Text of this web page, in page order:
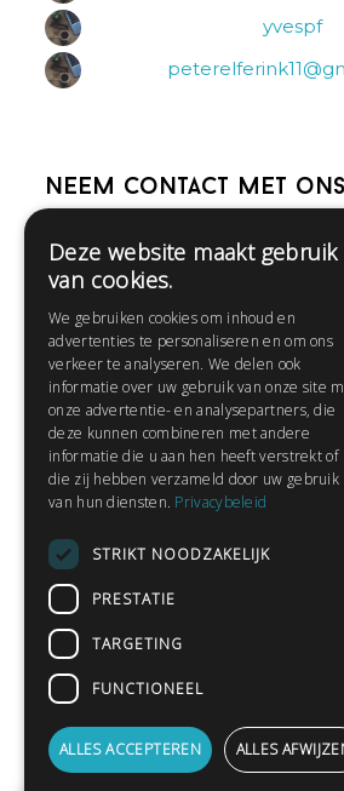
yvespf
Neem contact met
Help
Contact
Huisregels
Snel naar:
Gratis aanmelden
Privacybeleid
Gedichten lezen
Schrijftips
Deze website maakt gebruik
van cookies.
We gebruiken cookies om inhoud en
advertenties te personaliseren en om ons
verkeer te analyseren. We delen ook
informatie over uw gebruik van onze site
onze advertentie- en analysepartners, die
deze kunnen combineren met andere
informatie die u aan hen heeft verstrekt of
die zij hebben verzameld door uw gebruik
van hun diensten. Privacybeleid
STRIKT NOODZAKELIJK
PRESTATIE
TARGETING
FUNCTIONEEL
ALLES ACCEPTEREN ALLES